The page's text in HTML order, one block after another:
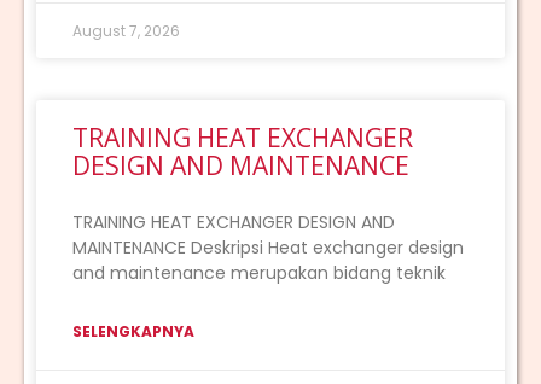
August 7, 2026
TRAINING HEAT EXCHANGER
DESIGN AND MAINTENANCE
TRAINING HEAT EXCHANGER DESIGN AND
MAINTENANCE Deskripsi Heat exchanger design
and maintenance merupakan bidang teknik
SELENGKAPNYA